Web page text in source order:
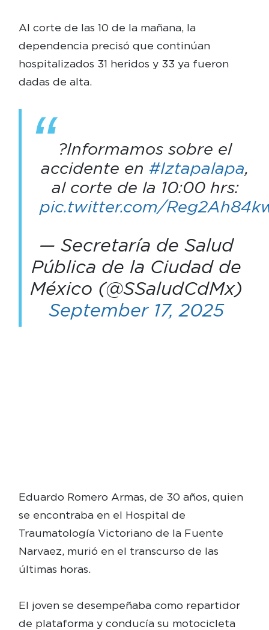
Al corte de las 10 de la mañana, la
dependencia precisó que continúan
hospitalizados 31 heridos y 33 ya fueron
dadas de alta.
?Informamos sobre el
accidente en #Iztapalapa,
al corte de la 10:00 hrs:
pic.twitter.com/
— Secretaría de Salud
Pública de la Ciudad de
México (@SSaludCdMx)
September 17, 2025
Eduardo Romero Armas, de 30 años, quien
se encontraba en el Hospital de
Traumatología Victoriano de la Fuente
Narvaez, murió en el transcurso de las
últimas horas.
El joven se desempeñaba como repartidor
de plataforma y conducía su motocicleta